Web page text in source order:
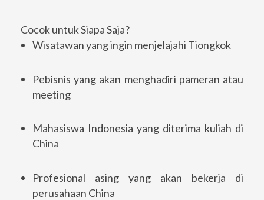
Cocok untuk Siapa Saja?
Wisatawan yang ingin menjelajahi Tiongkok
Pebisnis yang akan menghadiri pameran atau
meeting
Mahasiswa Indonesia yang diterima kuliah di
China
Profesional asing yang akan bekerja di
perusahaan China